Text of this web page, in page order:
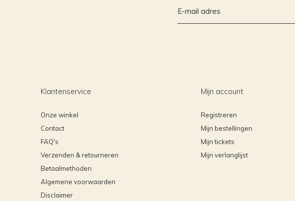
Klantenservice
Onze winkel
Contact
FAQ's
Verzenden & retourneren
Betaalmethoden
Algemene voorwaarden
Disclaimer
Mijn account
Registreren
Mijn bestellingen
Mijn tickets
Mijn verlanglijst